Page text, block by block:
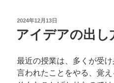
投
日:
2024年12月13日
アイデアの出し
最近の授業は、多くが受け
言われたことをやる、覚え